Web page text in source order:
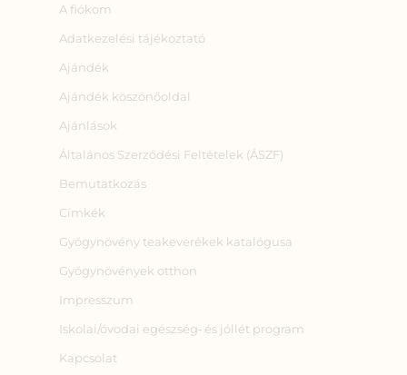
A fiókom
Adatkezelési tájékoztató
Ajándék
Ajándék köszönőoldal
Ajánlások
Általános Szerződési Feltételek (ÁSZF)
Bemutatkozás
Címkék
Gyógynövény teakeverékek katalógusa
Gyógynövények otthon
Impresszum
Iskolai/óvodai egészség‑ és jóllét program
Kapcsolat